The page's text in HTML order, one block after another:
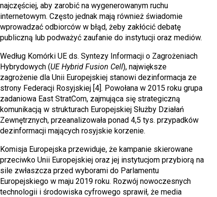
najczęściej, aby zarobić na wygenerowanym ruchu
internetowym. Często jednak mają również świadomie
wprowadzać odbiorców w błąd, żeby zakłócić debatę
publiczną lub podważyć zaufanie do instytucji oraz mediów.
Według Komórki UE ds. Syntezy Informacji o Zagrożeniach
Hybrydowych (UE Hybrid Fusion Cell), największe
zagrożenie dla Unii Europejskiej stanowi dezinformacja ze
strony Federacji Rosyjskiej [4]. Powołana w 2015 roku grupa
zadaniowa East StratCom, zajmująca się strategiczną
komunikacją w strukturach Europejskiej Służby Działań
Zewnętrznych, przeanalizowała ponad 4,5 tys. przypadków
dezinformacji mających rosyjskie korzenie.
Komisja Europejska przewiduje, że kampanie skierowane
przeciwko Unii Europejskiej oraz jej instytucjom przybiorą na
sile zwłaszcza przed wyborami do Parlamentu
Europejskiego w maju 2019 roku. Rozwój nowoczesnych
technologii i środowiska cyfrowego sprawił, że media